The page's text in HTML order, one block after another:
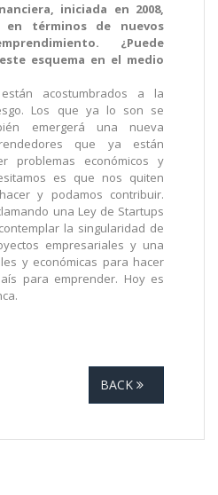
iniciada en 2008,
en términos de nuevos
¿Puede
esquema en el medio
acostumbrados a la
Los que ya lo son se
emergerá una nueva
que ya están
problemas económicos y
es que nos quiten
y podamos contribuir.
una Ley de Startups
la singularidad de
empresariales y una
y económicas para hacer
para emprender. Hoy es
BACK